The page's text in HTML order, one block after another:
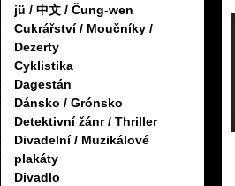
jü / 中文 / Čung-wen
Cukrářství / Moučníky /
Dezerty
Cyklistika
Dagestán
Dánsko / Grónsko
Detektivní žánr / Thriller
Divadelní / Muzikálové
plakáty
Divadlo